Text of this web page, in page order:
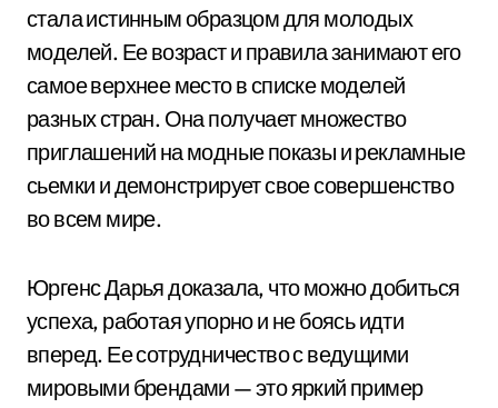
стала истинным образцом для молодых
моделей. Ее возраст и правила занимают его
самое верхнее место в списке моделей
разных стран. Она получает множество
приглашений на модные показы и рекламные
сьемки и демонстрирует свое совершенство
во всем мире.
Юргенс Дарья доказала, что можно добиться
успеха, работая упорно и не боясь идти
вперед. Ее сотрудничество с ведущими
мировыми брендами — это яркий пример